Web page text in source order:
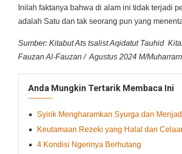
Inilah faktanya bahwa di alam ini tidak terjadi
adalah Satu dan tak seorang pun yang
Sumber: Kitabut Ats tsalist Aqidatut Tauhid
Fauzan Al-Fauzan / Agustus 2024 M/
Anda Mungkin Tertarik Membaca Ini
Syirik Mengharamkan Syurga dan
Keutamaan Rezeki yang Halal dan
4 Kondisi Ngerinya Berhutang